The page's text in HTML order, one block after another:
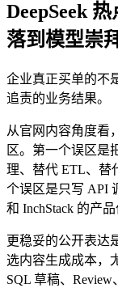
DeepSeek
落到模型崇
企业真正买单的不
追责的业务结果。
从官网内容角度看
区。第一个误区是
理、替代 ETL、替
个误区是只写 API
和 InchStack 的产
更稳妥的公开表达
选内容生成成本，
SQL 草稿、